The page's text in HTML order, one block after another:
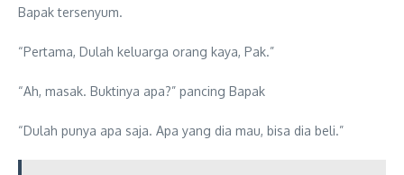
Bapak tersenyum.
“Pertama, Dulah keluarga orang kaya, Pak.”
“Ah, masak. Buktinya apa?” pancing Bapak
“Dulah punya apa saja. Apa yang dia mau, bisa dia beli.”